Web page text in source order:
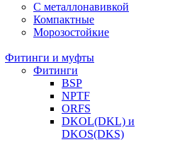
С металлонавивкой
Компактные
Морозостойкие
Фитинги и муфты
Фитинги
BSP
NPTF
ORFS
DKOL(DKL) и
DKOS(DKS)